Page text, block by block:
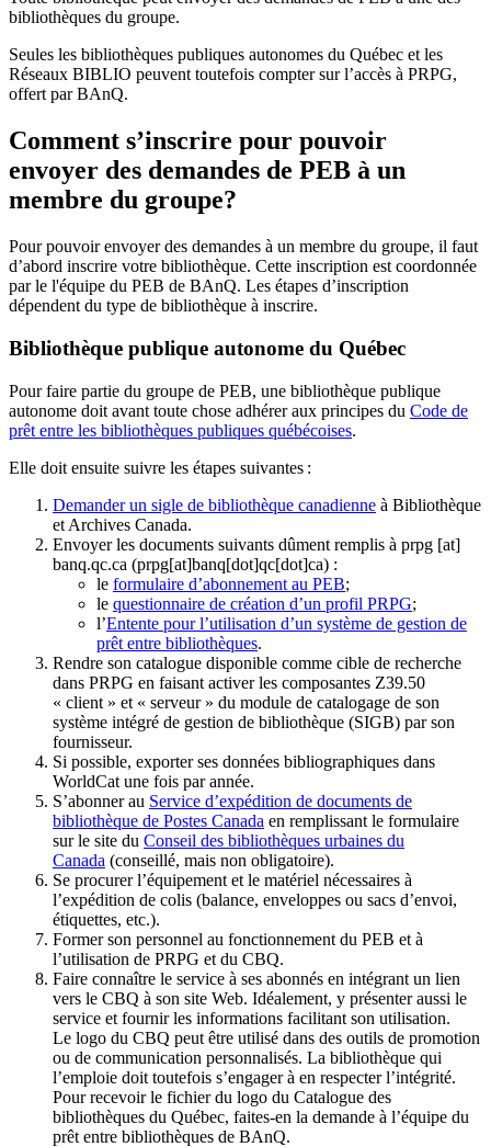
bibliothèques du groupe.
Seules les bibliothèques publiques autonomes du Québec et les
Réseaux BIBLIO peuvent toutefois compter sur l’accès à PRPG,
offert par BAnQ.
Comment s’inscrire pour pouvoir
envoyer des demandes de PEB à un
membre du groupe?
Pour pouvoir envoyer des demandes à un membre du groupe, il faut
d’abord inscrire votre bibliothèque. Cette inscription est coordonnée
par le l'équipe du PEB de BAnQ. Les étapes d’inscription
dépendent du type de bibliothèque à inscrire.
Bibliothèque publique autonome du Québec
Pour faire partie du groupe de PEB, une bibliothèque publique
autonome doit avant toute chose adhérer aux principes du Code de
prêt entre les bibliothèques publiques québécoises.
Elle doit ensuite suivre les étapes suivantes :
Demander un sigle de bibliothèque canadienne à Bibliothèque
et Archives Canada.
Envoyer les documents suivants dûment remplis à prpg [at]
banq.qc.ca (prpg[at]banq[dot]qc[dot]ca) :
le formulaire d’abonnement au PEB;
le questionnaire de création d’un profil PRPG;
l’Entente pour l’utilisation d’un système de gestion de
prêt entre bibliothèques.
Rendre son catalogue disponible comme cible de recherche
dans PRPG en faisant activer les composantes Z39.50
« client » et « serveur » du module de catalogage de son
système intégré de gestion de bibliothèque (SIGB) par son
fournisseur.
Si possible, exporter ses données bibliographiques dans
WorldCat une fois par année.
S’abonner au Service d’expédition de documents de
bibliothèque de Postes Canada en remplissant le formulaire
sur le site du Conseil des bibliothèques urbaines du
Canada (conseillé, mais non obligatoire).
Se procurer l’équipement et le matériel nécessaires à
l’expédition de colis (balance, enveloppes ou sacs d’envoi,
étiquettes, etc.).
Former son personnel au fonctionnement du PEB et à
l’utilisation de PRPG et du CBQ.
Faire connaître le service à ses abonnés en intégrant un lien
vers le CBQ à son site Web. Idéalement, y présenter aussi le
service et fournir les informations facilitant son utilisation.
Le logo du CBQ peut être utilisé dans des outils de promotion
ou de communication personnalisés. La bibliothèque qui
l’emploie doit toutefois s’engager à en respecter l’intégrité.
Pour recevoir le fichier du logo du Catalogue des
bibliothèques du Québec, faites-en la demande à l’équipe du
prêt entre bibliothèques de BAnQ.